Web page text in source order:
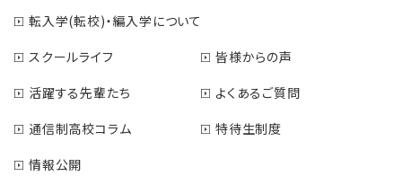
転入学(転校)・編入学について
スクールライフ
皆様からの声
活躍する先輩たち
よくあるご質問
通信制高校コラム
特待生制度
情報公開